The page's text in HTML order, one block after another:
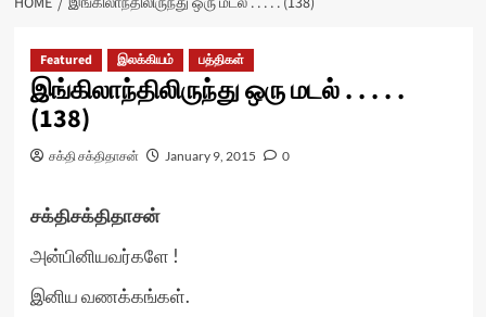
Featured இலக்கியம் பத்திகள்
இங்கிலாந்திலிருந்து ஒரு மடல் . . . . .
(138)
சக்தி சக்திதாசன் January 9, 2015 0
சக்திசக்திதாசன்
அன்பினியவர்களே !
இனிய வணக்கங்கள்.